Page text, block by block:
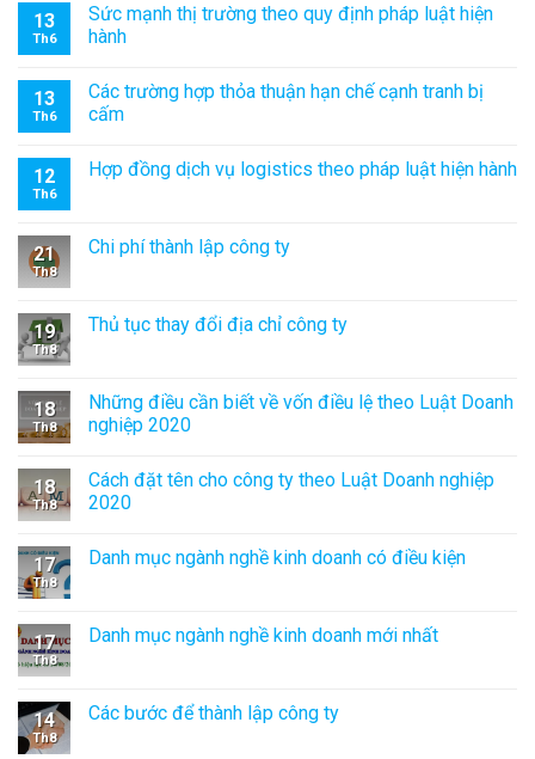
13
Th6
Sức mạnh thị trường theo quy định pháp luật hiện
hành
13
Th6
Các trường hợp thỏa thuận hạn chế cạnh tranh bị
cấm
12
Th6
Hợp đồng dịch vụ logistics theo pháp luật hiện hành
21
Th8
Chi phí thành lập công ty
19
Th8
Thủ tục thay đổi địa chỉ công ty
18
Th8
Những điều cần biết về vốn điều lệ theo Luật Doanh
nghiệp 2020
18
Th8
Cách đặt tên cho công ty theo Luật Doanh nghiệp
2020
17
Th8
Danh mục ngành nghề kinh doanh có điều kiện
17
Th8
Danh mục ngành nghề kinh doanh mới nhất
14
Th8
Các bước để thành lập công ty